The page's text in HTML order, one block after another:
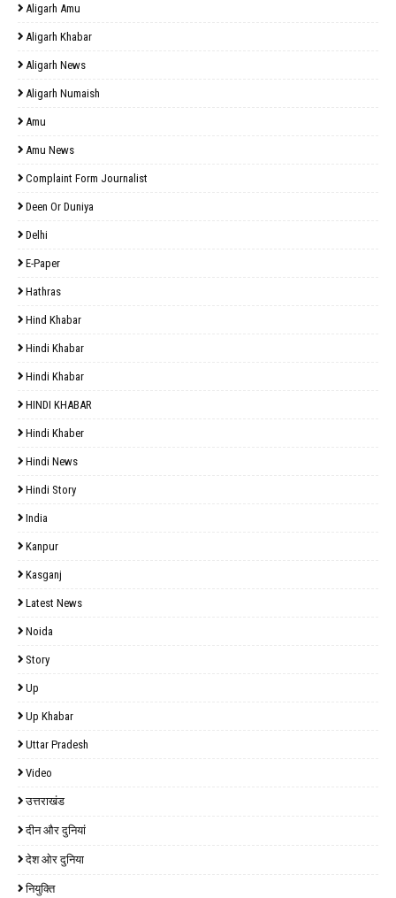
Aligarh Amu
Aligarh Khabar
Aligarh News
Aligarh Numaish
Amu
Amu News
Complaint Form Journalist
Deen Or Duniya
Delhi
E-Paper
Hathras
Hind Khabar
Hindi Khabar
Hindi Khabar
HINDI KHABAR
Hindi Khaber
Hindi News
Hindi Story
India
Kanpur
Kasganj
Latest News
Noida
Story
Up
Up Khabar
Uttar Pradesh
Video
उत्तराखंड
दीन और दुनियां
देश ओर दुनिया
नियुक्ति